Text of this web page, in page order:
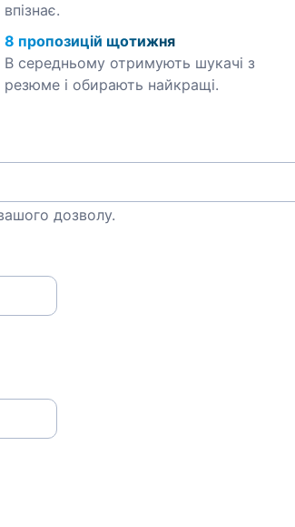
впізнає.
8 пропозицій щотижня
В середньому отримують шукачі з
резюме і обирають найкращі.
дозволу.